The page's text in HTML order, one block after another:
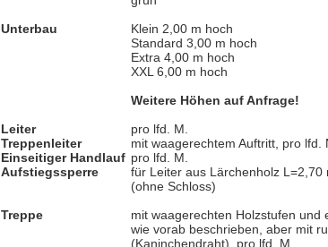
Unterbau
Klein 2,00 m hoch
Standard 3,00 m hoch
Extra 4,00 m hoch
XXL 6,00 m hoch
Weitere Höhen auf Anfrage!
Leiter pro lfd. M.
Treppenleiter
mit waagerechtem Auftritt, pro lfd.
Einseitiger Handlauf pro lfd. M.
Aufstiegssperre
für Leiter aus Lärchenholz
(ohne Schloss)
Treppe mit waagerechten Holzstufen und
wie vorab beschrieben, aber mit
(Kaninchendraht), pro lfd. M.